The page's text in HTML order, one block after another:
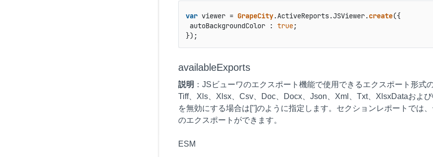
var viewer = GrapeCity.ActiveReports.JSViewer.create({
autoBackgroundColor : true;
});
availableExports
説明 ：JSビューワのエクスポート機能で使用できるエクスポート形式
Tiff、Xls、Xlsx、Csv、Doc、Docx、Json、Xml、Txt、XlsxDataおよ
を無効にする場合は['']のように指定します。セクションレポートでは
のエクスポートができます。
ESM